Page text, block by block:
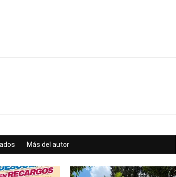
Más del autor